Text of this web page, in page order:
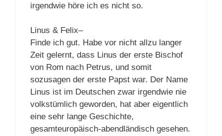
irgendwie höre ich es nicht so.
Linus & Felix–
Finde ich gut. Habe vor nicht allzu langer
Zeit gelernt, dass Linus der erste Bischof
von Rom nach Petrus, und somit
sozusagen der erste Papst war. Der Name
Linus ist im Deutschen zwar irgendwie nie
volkstümlich geworden, hat aber eigentlich
eine sehr lange Geschichte,
gesamteuropäisch-abendländisch gesehen.